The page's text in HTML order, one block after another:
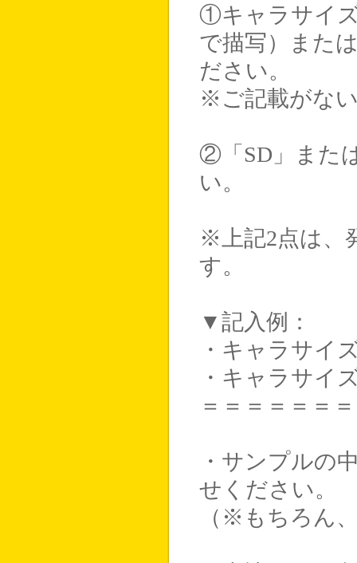
①キャラサイ
で描写）また
ださい。
※ご記載がな
②「SD」また
い。
※上記2点は、
す。
▼記入例：
・キャラサイ
・キャラサイ
＝＝＝＝＝＝
・サンプルの
せください。
（※もちろん